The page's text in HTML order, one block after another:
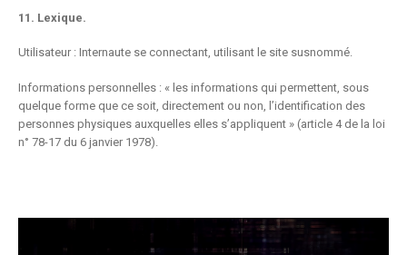
11. Lexique.
Utilisateur : Internaute se connectant, utilisant le site susnommé.
Informations personnelles : « les informations qui permettent, sous
quelque forme que ce soit, directement ou non, l’identification des
personnes physiques auxquelles elles s’appliquent » (article 4 de la loi
n° 78-17 du 6 janvier 1978).